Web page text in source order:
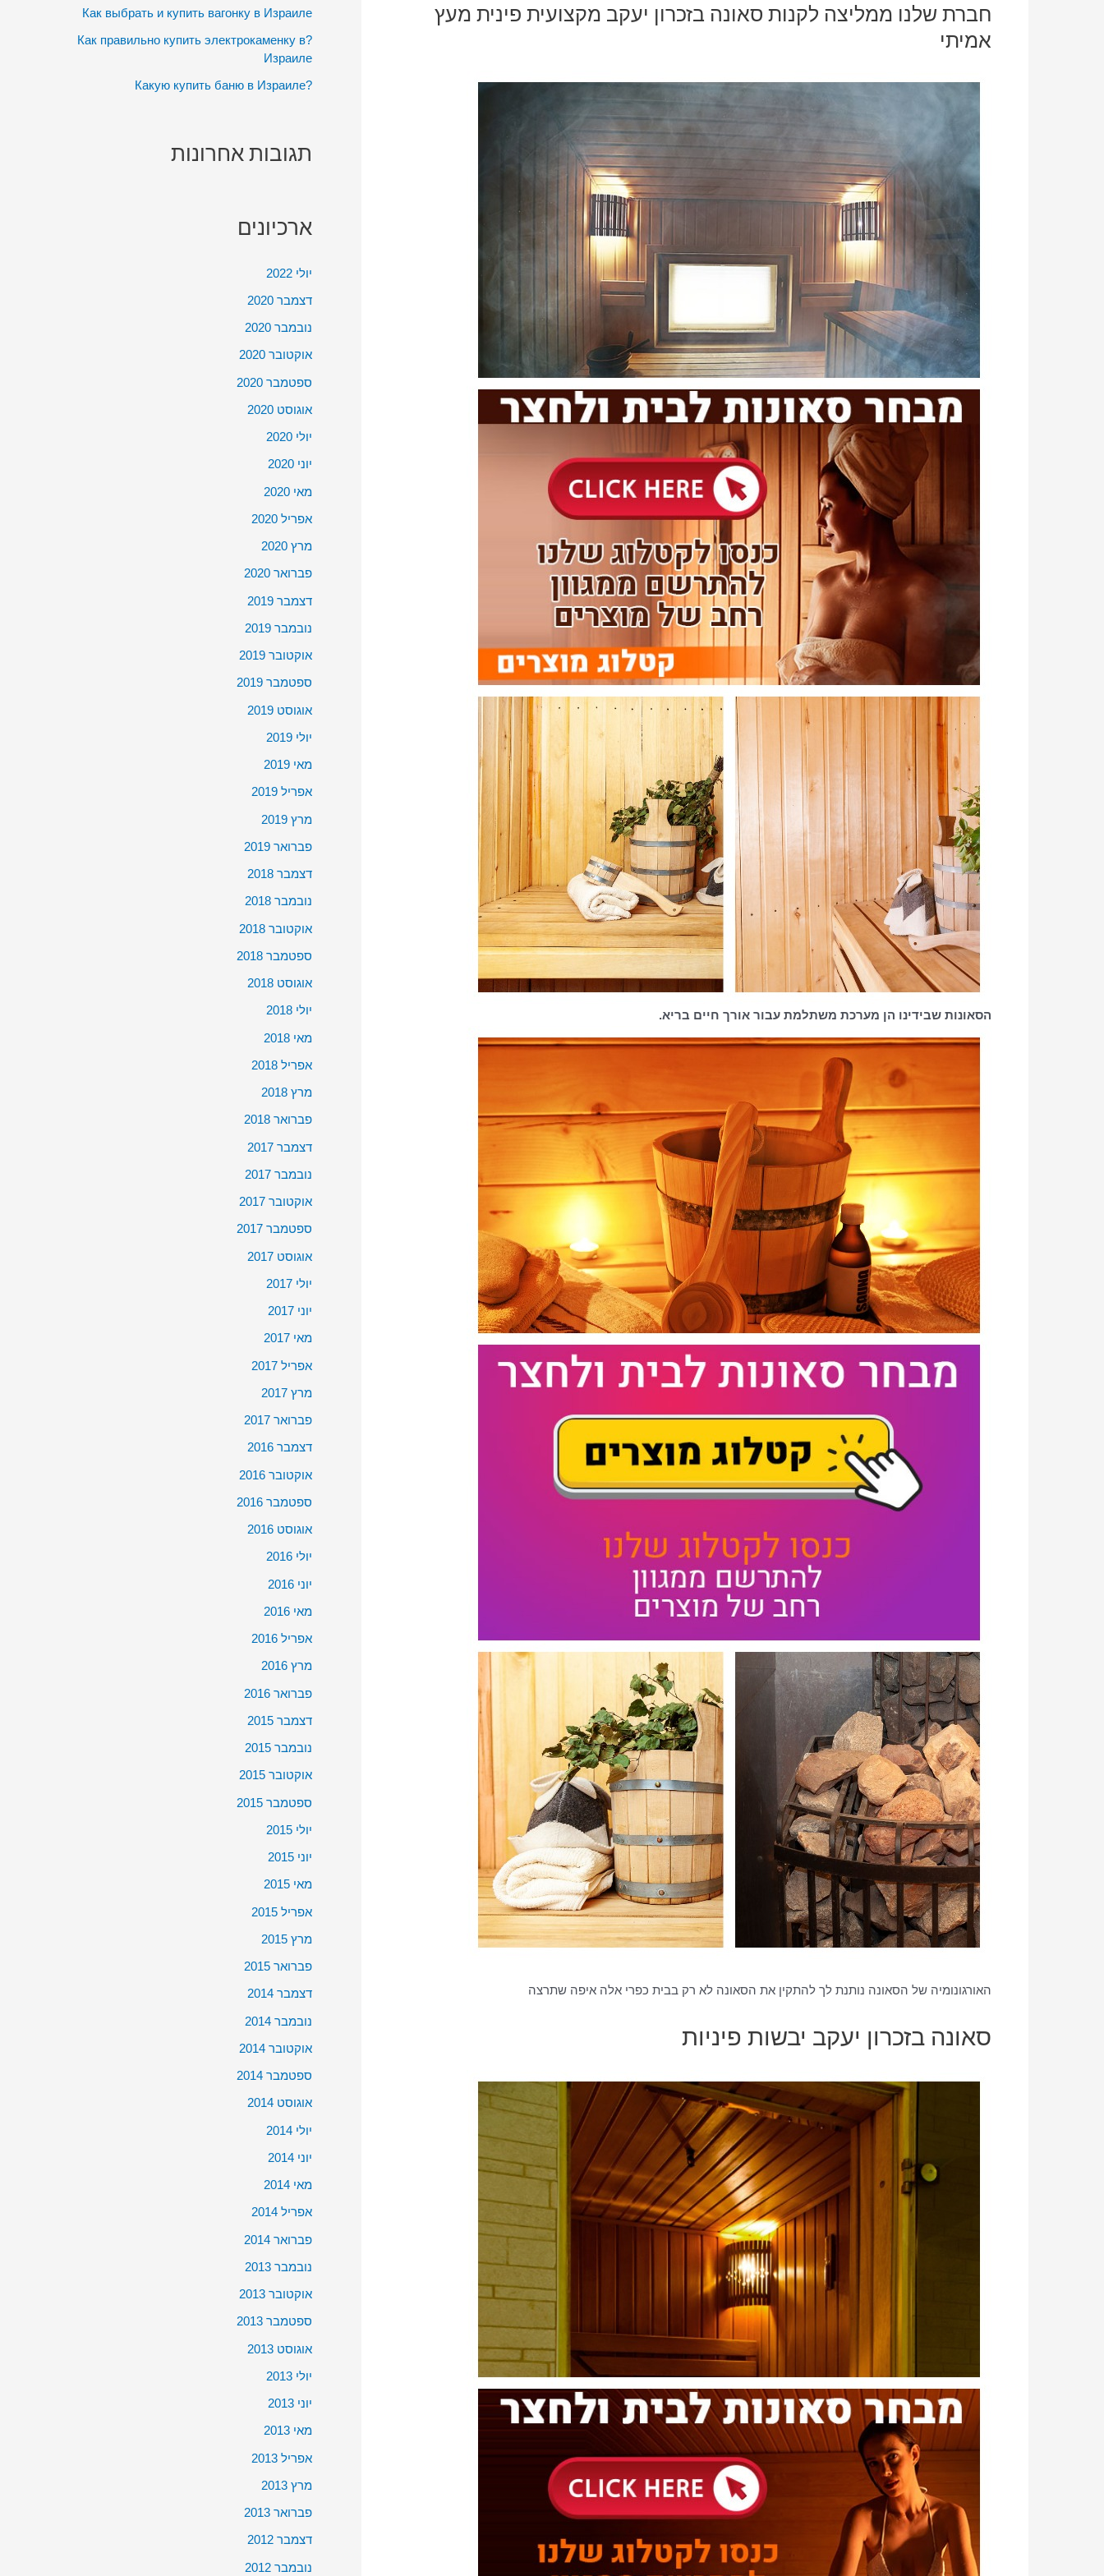
חברת שלנו ממליצה לקנות סאונה בזכרון יעקב מקצועית פינית מעץ
אמיתי
הסאונות שבידינו הן מערכת משתלמת עבור אורך חיים בריא.
האורגונומיה של הסאונה נותנת לך להתקין את הסאונה לא רק בבית כפרי אלה איפה שתרצה
סאונה בזכרון יעקב יבשות פיניות
:
Как выбрать и купить вагонку в Израиле
?Как правильно купить электрокаменку в
Израиле
?Какую купить баню в Израиле
תגובות אחרונות
ארכיונים
יולי 2022
דצמבר 2020
נובמבר 2020
אוקטובר 2020
ספטמבר 2020
אוגוסט 2020
יולי 2020
יוני 2020
מאי 2020
אפריל 2020
מרץ 2020
פברואר 2020
דצמבר 2019
נובמבר 2019
אוקטובר 2019
ספטמבר 2019
אוגוסט 2019
יולי 2019
מאי 2019
אפריל 2019
מרץ 2019
פברואר 2019
דצמבר 2018
נובמבר 2018
אוקטובר 2018
ספטמבר 2018
אוגוסט 2018
יולי 2018
מאי 2018
אפריל 2018
מרץ 2018
פברואר 2018
דצמבר 2017
נובמבר 2017
אוקטובר 2017
ספטמבר 2017
אוגוסט 2017
יולי 2017
יוני 2017
מאי 2017
אפריל 2017
מרץ 2017
פברואר 2017
דצמבר 2016
אוקטובר 2016
ספטמבר 2016
אוגוסט 2016
יולי 2016
יוני 2016
מאי 2016
אפריל 2016
מרץ 2016
פברואר 2016
דצמבר 2015
נובמבר 2015
אוקטובר 2015
ספטמבר 2015
יולי 2015
יוני 2015
מאי 2015
אפריל 2015
מרץ 2015
פברואר 2015
דצמבר 2014
נובמבר 2014
אוקטובר 2014
ספטמבר 2014
אוגוסט 2014
יולי 2014
יוני 2014
מאי 2014
אפריל 2014
פברואר 2014
נובמבר 2013
אוקטובר 2013
ספטמבר 2013
אוגוסט 2013
יולי 2013
יוני 2013
מאי 2013
אפריל 2013
מרץ 2013
פברואר 2013
דצמבר 2012
נובמבר 2012